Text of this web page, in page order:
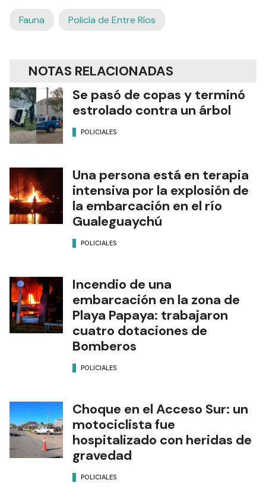
Fauna Policía de Entre Ríos
NOTAS RELACIONADAS
Se pasó de copas y terminó
estrolado contra un árbol
POLICIALES
Una persona está en terapia
intensiva por la explosión de
la embarcación en el río
Gualeguaychú
POLICIALES
Incendio de una
embarcación en la zona de
Playa Papaya: trabajaron
cuatro dotaciones de
Bomberos
POLICIALES
Choque en el Acceso Sur: un
motociclista fue
hospitalizado con heridas de
gravedad
POLICIALES